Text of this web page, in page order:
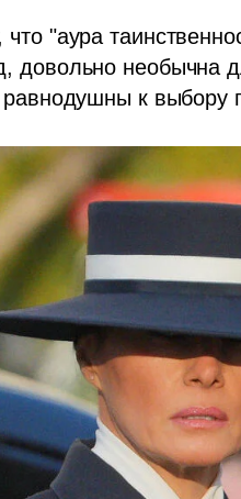
"аура
довольно необычна
равнодушны к